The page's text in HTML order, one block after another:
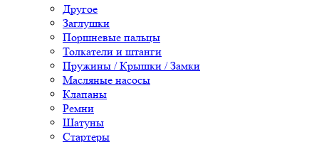
Другое
Заглушки
Поршневые пальцы
Толкатели и штанги
Пружины / Крышки / Замки
Масляные насосы
Клапаны
Ремни
Шатуны
Стартеры